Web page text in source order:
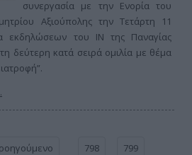
συνεργασία με την Ενορία του
Αξιούπολης την Τετάρτη 11
εκδηλώσεων του ΙΝ της Παναγίας
δεύτερη κατά σειρά ομιλία με θέμα
798
799